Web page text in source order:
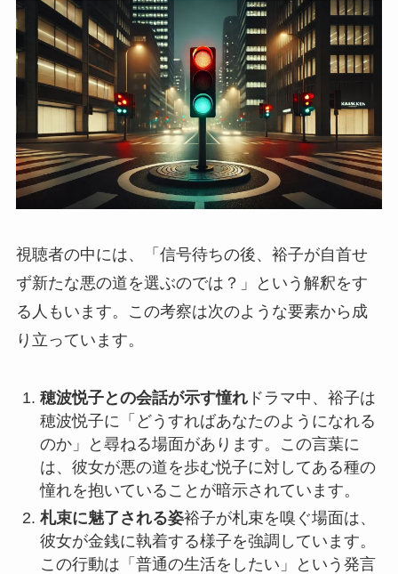
視聴者の中には、「信号待ちの後、裕子が自首せ
ず新たな悪の道を選ぶのでは？」という解釈をす
る人もいます。この考察は次のような要素から成
り立っています。
穂波悦子との会話が示す憧れドラマ中、裕子は
穂波悦子に「どうすればあなたのようになれる
のか」と尋ねる場面があります。この言葉に
は、彼女が悪の道を歩む悦子に対してある種の
憧れを抱いていることが暗示されています。
札束に魅了される姿裕子が札束を嗅ぐ場面は、
彼女が金銭に執着する様子を強調しています。
この行動は「普通の生活をしたい」という発言